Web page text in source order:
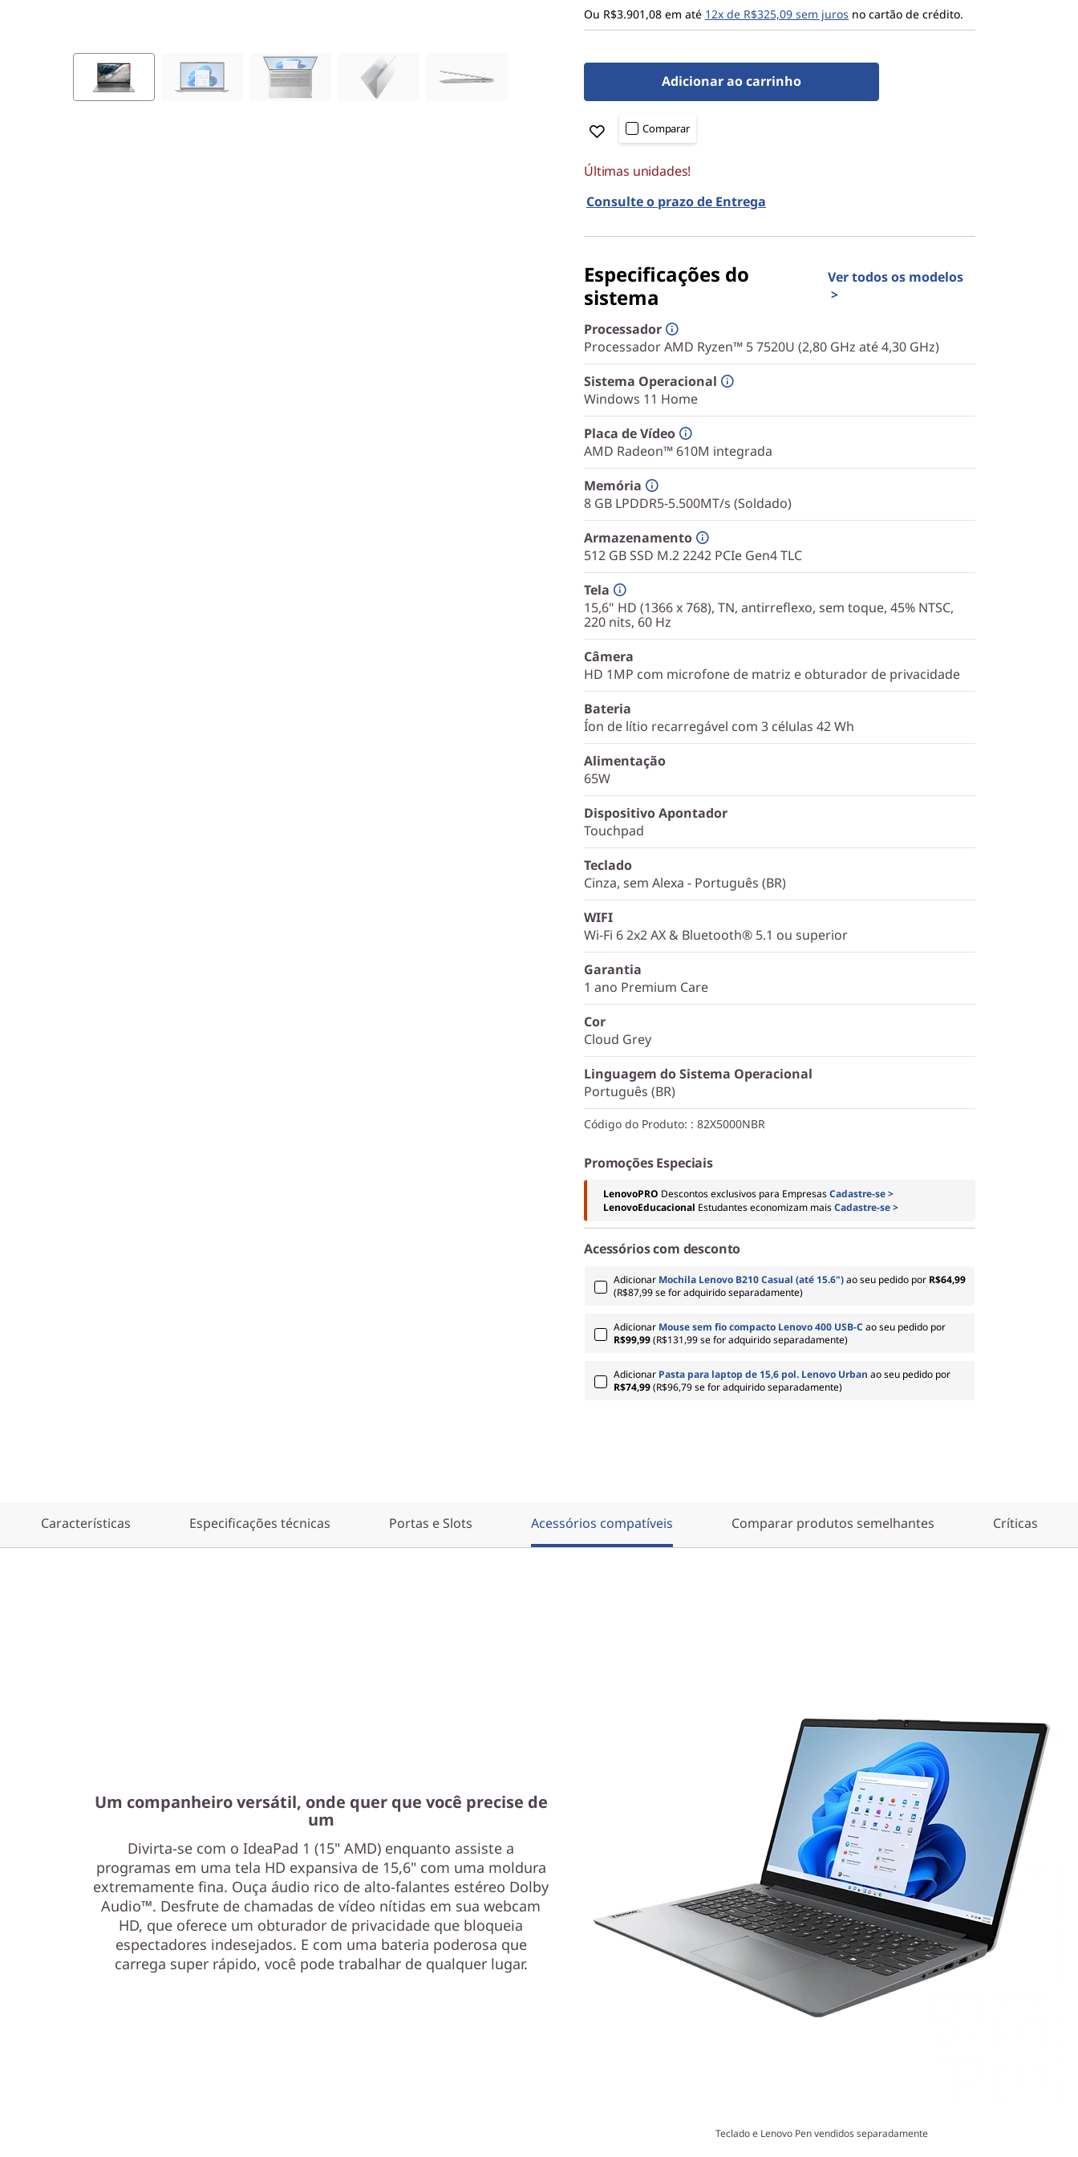
Ou R$3.901,08 em até 12x de R$325,09 sem juros no cartão de crédito.
Adicionar ao carrinho
Comparar
Últimas unidades!
Consulte o prazo de Entrega
Especificações do
sistema
Ver todos os modelos
>
Processador
Processador AMD Ryzen™ 5 7520U (2,80 GHz até 4,30 GHz)
Sistema Operacional
Windows 11 Home
Placa de Vídeo
AMD Radeon™ 610M integrada
Memória
8 GB LPDDR5-5.500MT/s (Soldado)
Armazenamento
512 GB SSD M.2 2242 PCIe Gen4 TLC
Tela
15,6" HD (1366 x 768), TN, antirreflexo, sem toque, 45% NTSC,
220 nits, 60 Hz
Câmera
HD 1MP com microfone de matriz e obturador de privacidade
Bateria
Íon de lítio recarregável com 3 células 42 Wh
Alimentação
65W
Dispositivo Apontador
Touchpad
Teclado
Cinza, sem Alexa - Português (BR)
WIFI
Wi-Fi 6 2x2 AX & Bluetooth® 5.1 ou superior
Garantia
1 ano Premium Care
Cor
Cloud Grey
Linguagem do Sistema Operacional
Português (BR)
Código do Produto: : 82X5000NBR
Promoções Especiais
LenovoPRO Descontos exclusivos para EmpresasCadastre-se >
LenovoEducacional Estudantes economizam maisCadastre-se >
Acessórios com desconto
Adicionar Mochila Lenovo B210 Casual (até 15.6")ao seu pedido por R$64,99
(R$87,99 se for adquirido separadamente)
Adicionar Mouse sem fio compacto Lenovo 400 USB-C ao seu pedido por
R$99,99(R$131,99 se for adquirido separadamente)
Adicionar Pasta para laptop de 15,6 pol. Lenovo Urban ao seu pedido por
R$74,99(R$96,79 se for adquirido separadamente)
Características Especificações técnicas Portas e Slots Acessórios compatíveis Comparar produtos semelhantes Críticas
Teclado e Lenovo Pen vendidos separadamente
Um companheiro versátil, onde quer que você precise de
um
Divirta-se com o IdeaPad 1 (15" AMD) enquanto assiste a
programas em uma tela HD expansiva de 15,6" com uma moldura
extremamente fina. Ouça áudio rico de alto-falantes estéreo Dolby
Audio™. Desfrute de chamadas de vídeo nítidas em sua webcam
HD, que oferece um obturador de privacidade que bloqueia
espectadores indesejados. E com uma bateria poderosa que
carrega super rápido, você pode trabalhar de qualquer lugar.